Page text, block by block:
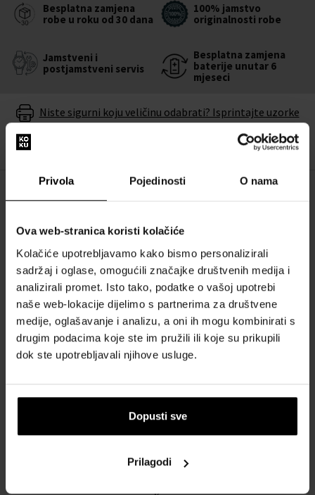
Privola Pojedinosti O nama
Ova web-stranica koristi kolačiće
Kolačiće upotrebljavamo kako bismo personalizirali
sadržaj i oglase, omogućili značajke društvenih medija i
analizirali promet. Isto tako, podatke o vašoj upotrebi
naše web-lokacije dijelimo s partnerima za društvene
medije, oglašavanje i analizu, a oni ih mogu kombinirati s
drugim podacima koje ste im pružili ili koje su prikupili
dok ste upotrebljavali njihove usluge.
Dopusti sve
Prilagodi
Besplatna zamjena
robe u roku od 30 dana
100% jamstvo
originalnosti robe
Jamstveni i
postjamstveni servis
Besplatna zamjena
baterije unutar 6
mjeseci
Niste sigurni koju veličinu odabrati? Isprintajte uzorke
OPIS
Ženski satJAGUAR J983/1 - Ženski sat
ne morate se brinuti da ćete pogriješiti.
Jamčimo 100% originalnost robe i besplatnu zamjenu baterije u
roku od 6 mjeseci. Stojimo iza proizvoda u našoj ponudi.
Stoga ne oklijevajte i usavršite svoj stil ručnim satom JAGUAR
J983/1 - Ženski sat.